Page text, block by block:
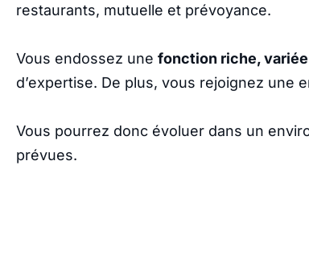
restaurants, mutuelle et prévoyance.
Vous endossez une fonction riche,
d’expertise. De plus, vous rejoignez une
Vous pourrez donc évoluer dans un
prévues.